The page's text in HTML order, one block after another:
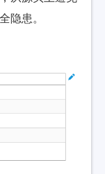
隐患。